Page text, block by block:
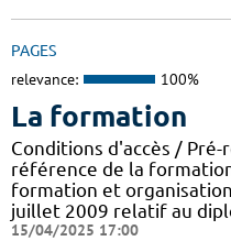
PAGES
relevance: 100%
La formation
Conditions d'accès /
référence de la
formation et
juillet 2009 relatif au
15/04/2025 17:00